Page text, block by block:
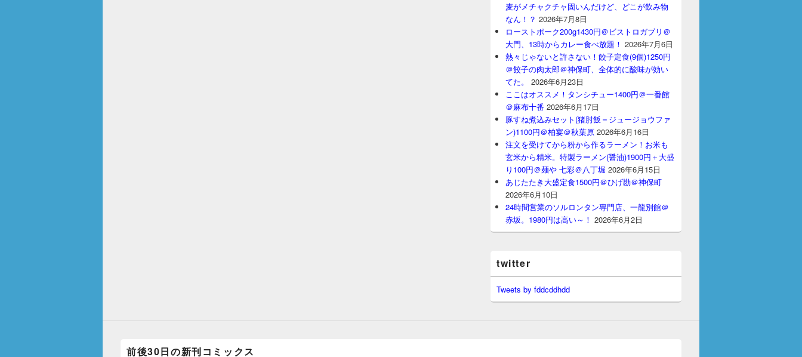
麦がメチャクチャ固いんだけど、どこが飲み物
なん！？ 2026年7月8日
ローストポーク200g1430円＠ビストロガブリ＠
大門、13時からカレー食べ放題！ 2026年7月6日
熱々じゃないと許さない！餃子定食(9個)1250円
＠餃子の肉太郎＠神保町、全体的に酸味が効い
てた。
2026年6月23日
ここはオススメ！タンシチュー1400円＠一番館
＠麻布十番 2026年6月17日
豚すね煮込みセット(猪肘飯＝ジュージョウファ
ン)1100円＠柏宴＠秋葉原 2026年6月16日
注文を受けてから粉から作るラーメン！お米も
玄米から精米。特製ラーメン(醤油)1900円＋大盛
り100円＠麺や 七彩＠八丁堀 2026年6月15日
あじたたき大盛定食1500円＠ひげ勘＠神保町
2026年6月10日
24時間営業のソルロンタン専門店、一龍別館＠
赤坂。1980円は高い～！ 2026年6月2日
twitter
Tweets by fddcddhdd
前後30日の新刊コミックス